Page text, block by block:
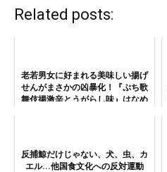
Related posts:
老若男女に好まれる美味しい揚げ
せんがまさかの凶暴化！『ぷち歌
舞伎揚激辛とうがらし味』はなめ
反捕鯨だけじゃない、犬、虫、カ
エル...他国食文化への反対運動